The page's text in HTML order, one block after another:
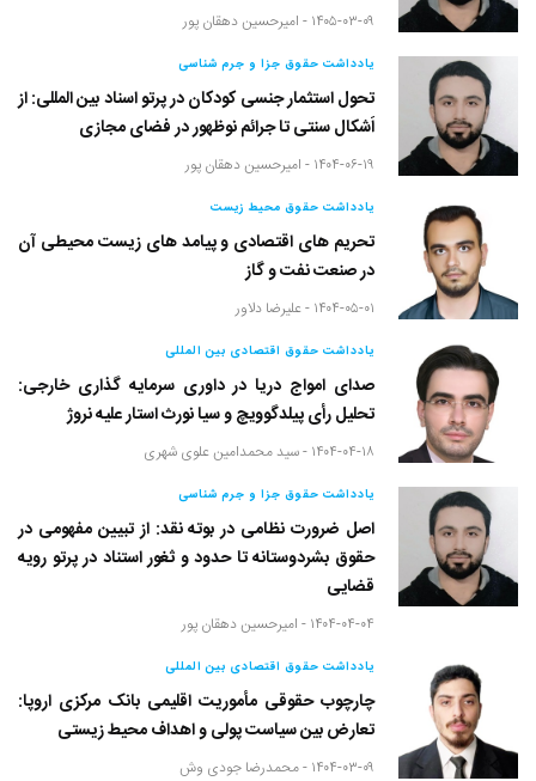
۱۴۰۵-۰۳-۰۹ - امیرحسین دهقان پور
یادداشت حقوق جزا و جرم شناسی
تحول استثمار جنسی کودکان در پرتو اسناد بین المللی: از
اَشکال سنتی تا جرائم نوظهور در فضای مجازی
۱۴۰۴-۰۶-۱۹ - امیرحسین دهقان پور
یادداشت حقوق محیط زیست
تحریم های اقتصادی و پیامد های زیست محیطی آن
در صنعت نفت و گاز
۱۴۰۴-۰۵-۰۱ - علیرضا دلاور
یادداشت حقوق اقتصادی بین المللی
صدای امواج دریا در داوری سرمایه گذاری خارجی:
تحلیل رأی پیلدگوویچ و سیا نورث استار علیه نروژ
۱۴۰۴-۰۴-۱۸ - سید محمدامین علوی شهری
یادداشت حقوق جزا و جرم شناسی
اصل ضرورت نظامی در بوته نقد: از تبیین مفهومی در
حقوق بشردوستانه تا حدود و ثغور استناد در پرتو رویه
قضایی
۱۴۰۴-۰۴-۰۴ - امیرحسین دهقان پور
یادداشت حقوق اقتصادی بین المللی
چارچوب حقوقی مأموریت اقلیمی بانک مرکزی اروپا:
تعارض بین سیاست پولی و اهداف محیط زیستی
۱۴۰۴-۰۳-۰۹ - محمدرضا جودی وش